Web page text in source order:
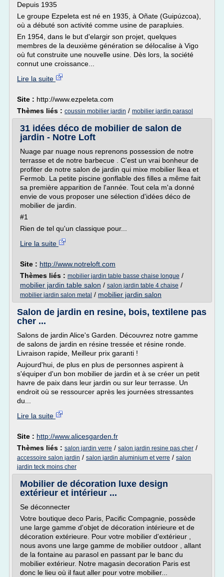
Depuis 1935
Le groupe Ezpeleta est né en 1935, à Oñate (Guipúzcoa),
où a débuté son activité comme usine de parapluies.
En 1954, dans le but d'elargir son projet, quelques
membres de la deuxième génération se délocalise à Vigo
où fut construite une nouvelle usine. Dès lors, la société
connut une croissance...
Lire la suite
Site : http://www.ezpeleta.com
Thèmes liés : coussin mobilier jardin / mobilier jardin parasol
31 idées déco de mobilier de salon de
jardin - Notre Loft
Nuage par nuage nous reprenons possession de notre
terrasse et de notre barbecue . C'est un vrai bonheur de
profiter de notre salon de jardin qui mixe mobilier Ikea et
Fermob. La petite piscine gonflable des filles a même fait
sa première apparition de l'année. Tout cela m'a donné
envie de vous proposer une sélection d'idées déco de
mobilier de jardin.
#1
Rien de tel qu'un classique pour...
Lire la suite
Site : http://www.notreloft.com
Thèmes liés : mobilier jardin table basse chaise longue /
mobilier jardin table salon / salon jardin table 4 chaise /
mobilier jardin salon metal / mobilier jardin salon
Salon de jardin en resine, bois, textilene pas
cher ...
Salons de jardin Alice's Garden. Découvrez notre gamme
de salons de jardin en résine tressée et résine ronde.
Livraison rapide, Meilleur prix garanti !
Aujourd'hui, de plus en plus de personnes aspirent à
s'équiper d'un bon mobilier de jardin et à se créer un petit
havre de paix dans leur jardin ou sur leur terrasse. Un
endroit où se ressourcer après les journées stressantes
du...
Lire la suite
Site : http://www.alicesgarden.fr
Thèmes liés : salon jardin verre / salon jardin resine pas cher /
accessoire salon jardin / salon jardin aluminium et verre / salon
jardin teck moins cher
Mobilier de décoration luxe design
extérieur et intérieur ...
Se déconnecter
Votre boutique deco Paris, Pacific Compagnie, possède
une large gamme d'objet de décoration intérieure et de
décoration extérieure. Pour votre mobilier d'extérieur ,
nous avons une large gamme de mobilier outdoor , allant
de la fontaine au parasol en passant par le banc du
mobilier extérieur. Notre magasin decoration Paris est
donc le lieu où il faut aller pour votre mobilier...